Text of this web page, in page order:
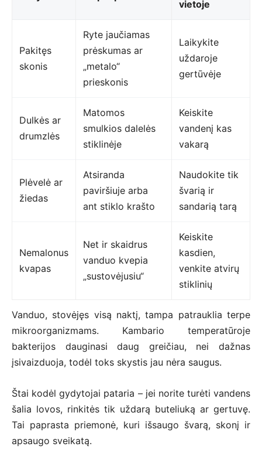
vietoje
Pakitęs
skonis
Ryte jaučiamas
prėskumas ar
„metalo“
prieskonis
Laikykite
uždaroje
gertūvėje
Dulkės ar
drumzlės
Matomos
smulkios dalelės
stiklinėje
Keiskite
vandenį kas
vakarą
Plėvelė ar
žiedas
Atsiranda
paviršiuje arba
ant stiklo krašto
Naudokite tik
švarią ir
sandarią tarą
Nemalonus
kvapas
Net ir skaidrus
vanduo kvepia
„sustovėjusiu“
Keiskite
kasdien,
venkite atvirų
stiklinių
Vanduo, stovėjęs visą naktį, tampa patrauklia terpe
mikroorganizmams. Kambario temperatūroje
bakterijos dauginasi daug greičiau, nei dažnas
įsivaizduoja, todėl toks skystis jau nėra saugus.
Štai kodėl gydytojai pataria – jei norite turėti vandens
šalia lovos, rinkitės tik uždarą buteliuką ar gertuvę.
Tai paprasta priemonė, kuri išsaugo švarą, skonį ir
apsaugo sveikatą.